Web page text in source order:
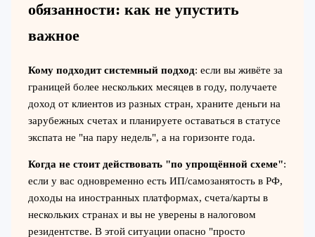
обязанности: как не упустить
важное
Кому подходит системный подход: если вы живёте за
границей более нескольких месяцев в году, получаете
доход от клиентов из разных стран, храните деньги на
зарубежных счетах и планируете оставаться в статусе
экспата не "на пару недель", а на горизонте года.
Когда не стоит действовать "по упрощённой схеме":
если у вас одновременно есть ИП/самозанятость в РФ,
доходы на иностранных платформах, счета/карты в
нескольких странах и вы не уверены в налоговом
резидентстве. В этой ситуации опасно "просто